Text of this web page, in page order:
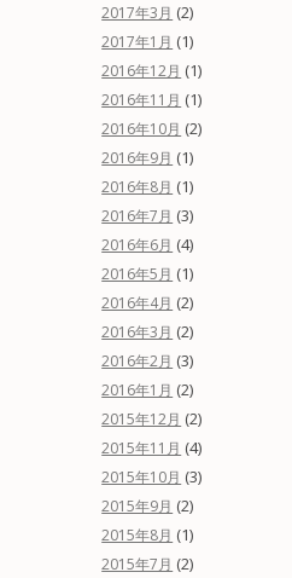
2017年3月 (2)
2017年1月 (1)
2016年12月 (1)
2016年11月 (1)
2016年10月 (2)
2016年9月 (1)
2016年8月 (1)
2016年7月 (3)
2016年6月 (4)
2016年5月 (1)
2016年4月 (2)
2016年3月 (2)
2016年2月 (3)
2016年1月 (2)
2015年12月 (2)
2015年11月 (4)
2015年10月 (3)
2015年9月 (2)
2015年8月 (1)
2015年7月 (2)